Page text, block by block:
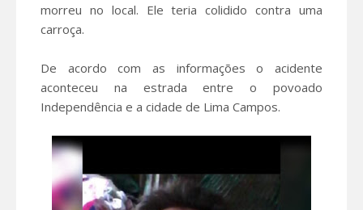
morreu no local. Ele teria colidido contra uma
carroça.
De acordo com as informações o acidente
aconteceu na estrada entre o povoado
Independência e a cidade de Lima Campos.